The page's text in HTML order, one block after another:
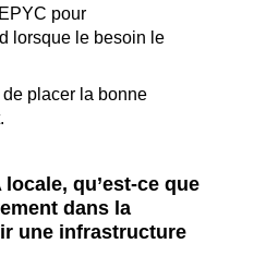
pour
lorsque le besoin le
de placer la bonne
locale, qu’est-ce que
dans la
une infrastructure